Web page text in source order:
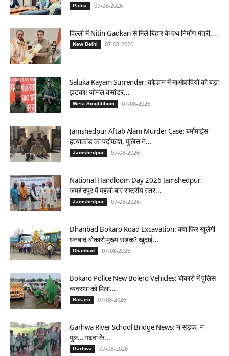
Patna 07-08-2026
दिल्ली में Nitin Gadkari से मिले बिहार के पथ निर्माण मंत्री,...
New Delhi 07-08-2026
Saluka Kayam Surrender: कोल्हान में माओवादियों को बड़ा
झटका! जोनल कमांडर...
West Singhbhum 07-08-2026
Jamshedpur Aftab Alam Murder Case: बर्मामाइंस
हत्याकांड का पर्दाफाश, पुलिस ने...
Jamshedpur 07-08-2026
National Handloom Day 2026 Jamshedpur:
जमशेदपुर में पहली बार राष्ट्रीय स्तर...
Jamshedpur 07-08-2026
Dhanbad Bokaro Road Excavation: क्या फिर खुलेगी
धनबाद-बोकारो मुख्य सड़क? खुदाई...
Dhanbad 07-08-2026
Bokaro Police New Bolero Vehicles: बोकारो में पुलिस
व्यवस्था को मिला...
Bokaro 07-08-2026
Garhwa River School Bridge News: न सड़क, न
पुल… गढ़वा के...
Garhwa 07-08-2026